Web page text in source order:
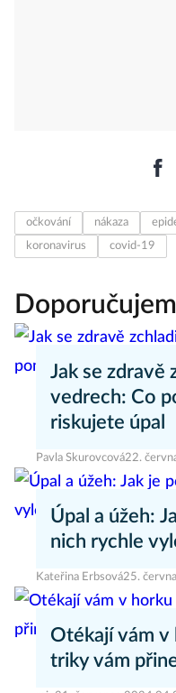
očkování nákaza
koronavirus
covid-19
Jak se zdravě
vedrech: Co
riskujete úpal
Pavla Skurovcová22.
Úpal a úžeh:
nich rychle
Kateřina Erbsová25.
Otékají vám v
triky vám